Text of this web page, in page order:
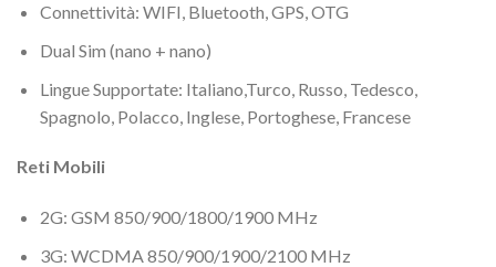
Connettività: WIFI, Bluetooth, GPS, OTG
Dual Sim (nano + nano)
Lingue Supportate: Italiano,Turco, Russo, Tedesco,
Spagnolo, Polacco, Inglese, Portoghese, Francese
Reti Mobili
2G: GSM 850/900/1800/1900 MHz
3G: WCDMA 850/900/1900/2100 MHz